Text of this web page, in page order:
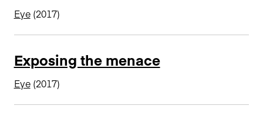
Eye(2017)
Exposing the menace
Eye(2017)